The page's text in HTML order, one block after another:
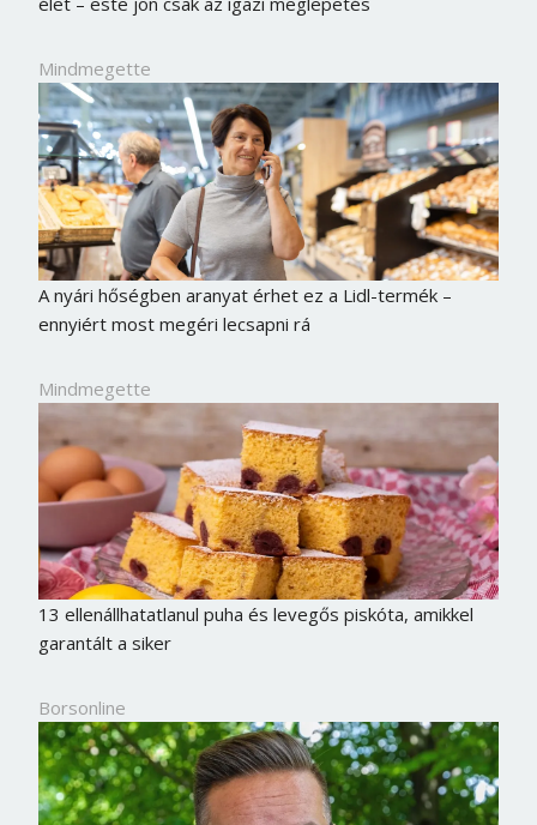
Mindmegette
A nyári hőségben aranyat érhet ez a Lidl-termék –
ennyiért most megéri lecsapni rá
Mindmegette
13 ellenállhatatlanul puha és levegős piskóta, amikkel
garantált a siker
Borsonline